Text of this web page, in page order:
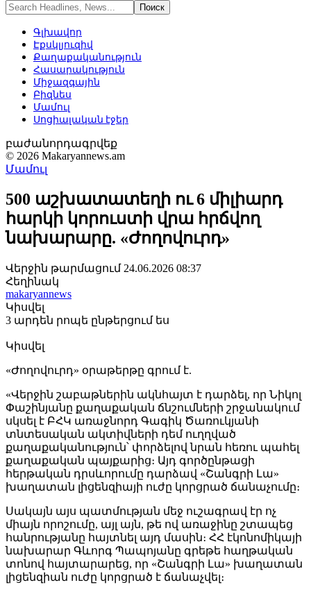
Գլխավոր
Էքսկլյուզիվ
Քաղաքականություն
Հասարակություն
Միջազգային
Բիզնես
Մամուլ
Սոցիալական էջեր
բաժանորդագրվեք
© 2026 Makaryannews.am
Մամուլ
500 աշխատատեղի ու 6 միլիարդ
հարկի կորուստի վրա հրճվող
նախարարը. «Ժողովուրդ»
Վերջին թարմացում 24.06.2026 08:37
Հեղինակ
makaryannews
Կիսվել
3 արդեն րոպե ընթերցում ես
Կիսվել
«Ժողովուրդ» օրաթերթը գրում է.
«Վերջին շաբաթներին ակնհայտ է դարձել, որ Նիկոլ
Փաշինյանը քաղաքական ճնշումների շրջանակում
սկսել է ԲՀԿ առաջնորդ Գագիկ Ծառուկյանի
տնտեսական ակտիվների դեմ ուղղված
քաղաքականություն՝ փորձելով նրան հեռու պահել
քաղաքական պայքարից։ Այդ գործընթացի
հերթական դրսևորումը դարձավ «Շանգրի Լա»
խաղատան լիցենզիայի ուժը կորցրած ճանաչումը։
Սակայն այս պատմության մեջ ուշագրավ էր ոչ
միայն որոշումը, այլ այն, թե ով առաջինը շտապեց
հանրությանը հայտնել այդ մասին։ ՀՀ էկոնոմիկայի
նախարար Գևորգ Պապոյանը գրեթե հաղթական
տոնով հայտարարեց, որ «Շանգրի Լա» խաղատան
լիցենզիան ուժը կորցրած է ճանաչվել։